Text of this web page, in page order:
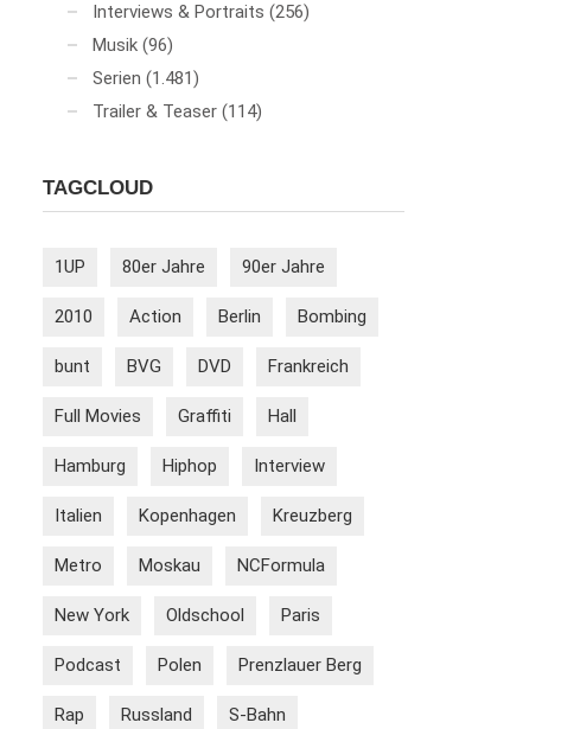
Interviews & Portraits (256)
Musik (96)
Serien (1.481)
Trailer & Teaser (114)
TAGCLOUD
1UP 80er Jahre 90er Jahre
2010 Action Berlin Bombing
bunt BVG DVD Frankreich
Full Movies Graffiti Hall
Hamburg Hiphop Interview
Italien Kopenhagen Kreuzberg
Metro Moskau NCFormula
New York Oldschool Paris
Podcast Polen Prenzlauer Berg
Rap Russland S-Bahn